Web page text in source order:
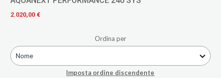
2.020,00 €
Ordina per
Nome
Imposta ordine discendente